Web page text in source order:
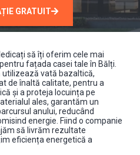
GRATUIT
să îți oferim cele mai
fațada casei tale în Bălți.
vată bazaltică,
de înaltă calitate, pentru a
și a proteja locuința pe
ales, garantăm un
anului, reducând
energie. Fiind o companie
să livrăm rezultate
eficiența energetică a